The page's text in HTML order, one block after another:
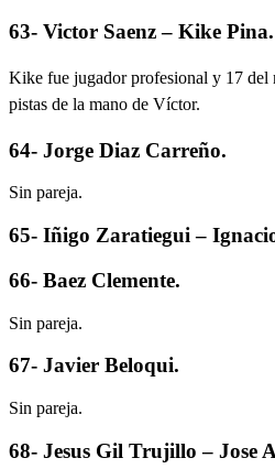
63- Victor Saenz – Kike Pina.
Kike fue jugador profesional y 17 del
pistas de la mano de Víctor.
64- Jorge Diaz Carreño.
Sin pareja.
65- Iñigo Zaratiegui –
66- Baez Clemente.
Sin pareja.
67- Javier Beloqui.
Sin pareja.
68- Jesus Gil Trujillo – Jose